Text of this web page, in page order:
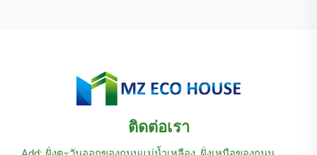
ติดต่อเรา